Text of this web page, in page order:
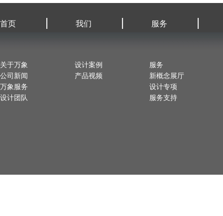
首页 | 我们 | 服务 |
关于万象
公司新闻
万象服务
设计团队
设计案例
产品视频
服务
新概念展厅
设计专项
服务支持